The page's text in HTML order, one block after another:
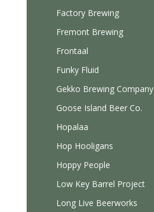
Factory Brewing
Fremont Brewing
Frontaal
Funky Fluid
Gekko Brewing Company
Goose Island Beer Co.
Hopalaa
Hop Hooligans
Hoppy People
Low Key Barrel Project
Long Live Beerworks